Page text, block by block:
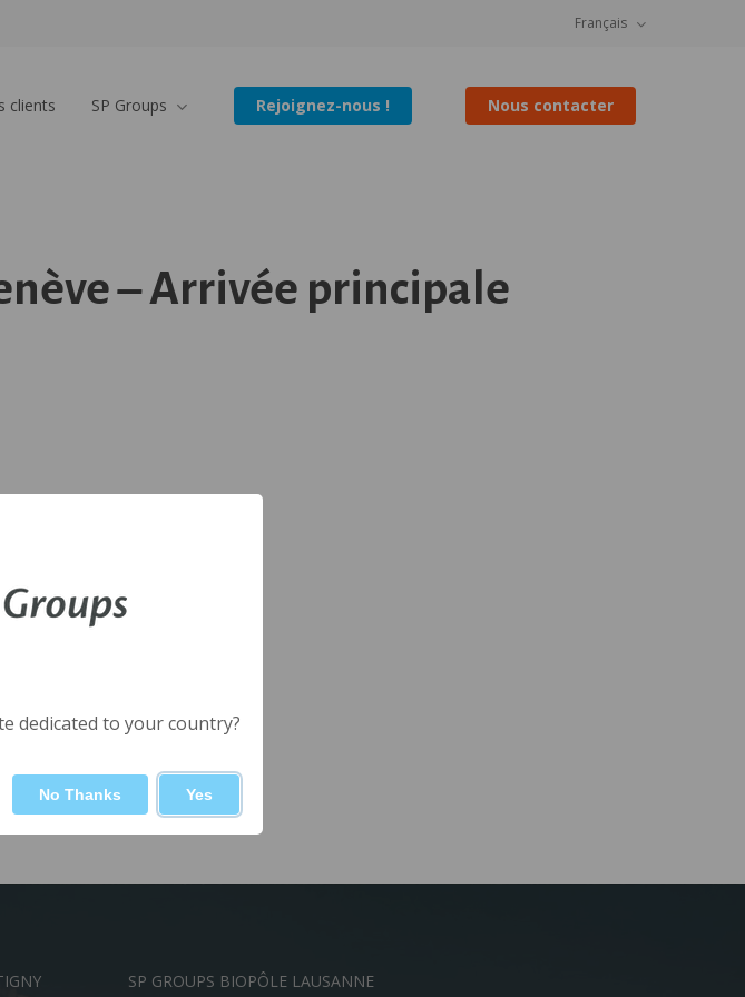
Français
clients SP Groups Rejoignez-nous ! Nous contacter
– Arrivée principale
SP GROUPS BIOPÔLE LAUSANNE
dedicated to your country?
No Thanks Yes